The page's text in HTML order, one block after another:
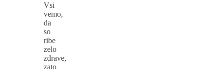
Vsi
vemo,
da
so
ribe
zelo
zdrave,
zato